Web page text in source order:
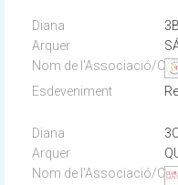
3B